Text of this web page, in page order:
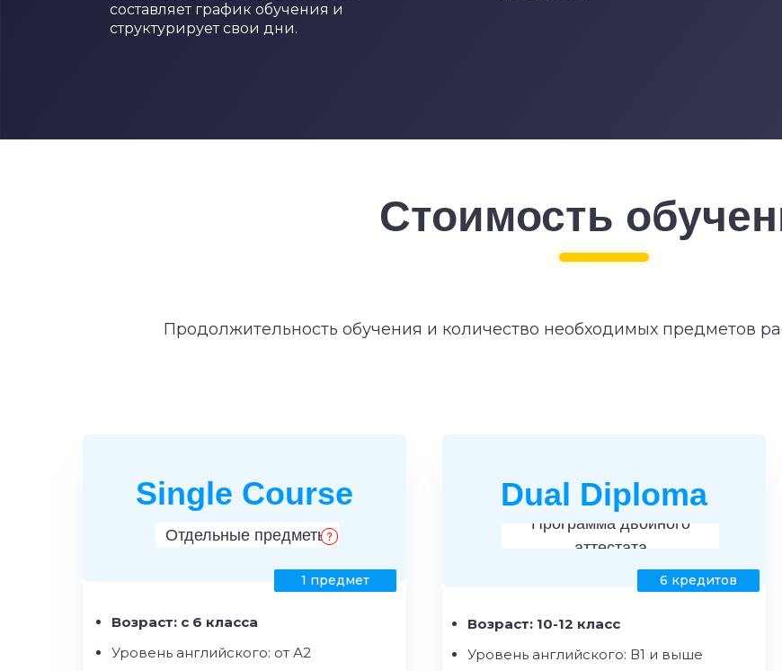
составляет график обучения и
структурирует свои дни.
Стоимость
Продолжительность обучения и количество необходимых предметов
Возраст: с 6 класса
Уровень английского: от А2
Single Course
Отдельные предметы
Dual Diploma
Возраст: 10-12 класс
Уровень английского: В1 и выше
Программа двойного
аттестата
1 предмет 6 кредитов